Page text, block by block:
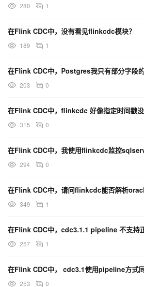
280 1
在Flink CDC中，没有看见flinkcdc模块？
189 1
203 0
在Flink CDC中，flinkcdc 好像指定时间戳没
315 0
在Flink CDC中，我使用flinkcdc监控
294 0
在Flink CDC中，请问flinkcdc能否解析
349 1
在Flink CDC中，cdc3.1.1 pipeline 不支持
257 1
253 0